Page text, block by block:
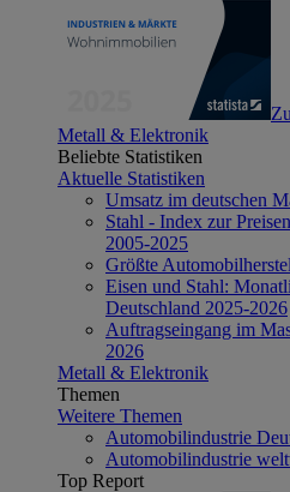
Metall & Elektronik
Beliebte Statistiken
Aktuelle Statistiken
Umsatz im deutschen
Stahl - Index zur
2005-2025
Größte
Eisen und Stahl:
Deutschland 2025-2026
Auftragseingang im
2026
Metall & Elektronik
Themen
Weitere Themen
Automobilindustrie
Automobilindustrie
Top Report